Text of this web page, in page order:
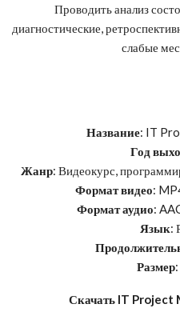
Проводить анализ
диагностические,
слабые
Название: IT
Год
Жанр: Видеокурс,
Формат видео:
Формат аудио:
Язык:
Размер
Скачать IT Project